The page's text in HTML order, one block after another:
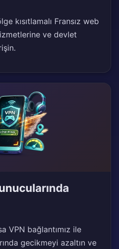
kısıtlamalı Fransız web
ve devlet
VPN bağlantımız ile
gecikmeyi azaltın ve